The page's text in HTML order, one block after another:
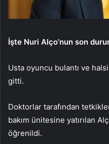
İşte Nuri Alço’nun son
Usta oyuncu bulantı ve
gitti.
Doktorlar tarafından
bakım ünitesine yatırılan
öğrenildi.